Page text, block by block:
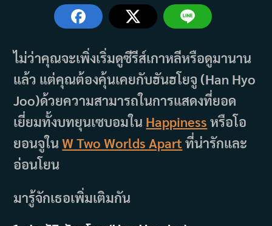
ไม่ว่าคุณจะเพิ่งเริ่มดูซีรีส์เกาหลีหรือดูมานาน
แล้ว แต่คุณต้องคุ้นเคยกับฮันฮโยจู (Han Hyo
Joo)ด้วยความสามารถในการแสดงที่ยอด
เยี่ยมทั้งบทยุนเซบอมใน Happiness หรือโอ
ยอนจูในW Two Worlds Apartที่น่ารักและ
อ่อนโยน
มารู้จักเธอเพิ่มเติมกัน